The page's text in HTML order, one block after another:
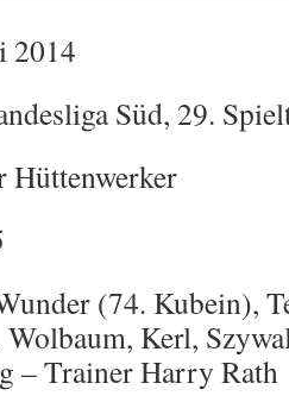
2014
Süd, 29.
Hüttenwerker
(74. Kubein),
Wolbaum, Kerl,
– Trainer Harry Rath